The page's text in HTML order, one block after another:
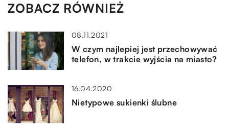
ZOBACZ RÓWNIEŻ
08.11.2021
W czym najlepiej jest przechowywać
telefon, w trakcie wyjścia na miasto?
16.04.2020
Nietypowe sukienki ślubne